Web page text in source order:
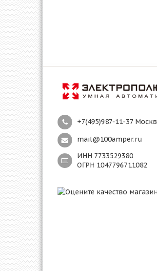
+7(495)987-11-37
mail@100amper.ru
ИНН 7733529380
ОГРН 1047796711082